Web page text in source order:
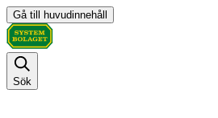
Gå till huvudinnehåll
Sök